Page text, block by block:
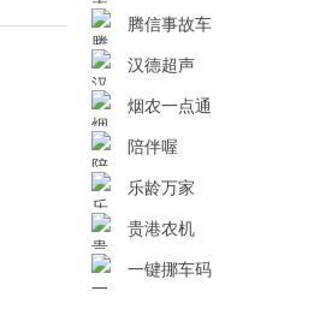
腾信事故车
汉德超声
烟农一点通
陪伴喔
乐龄万家
贵港农机
一键挪车码